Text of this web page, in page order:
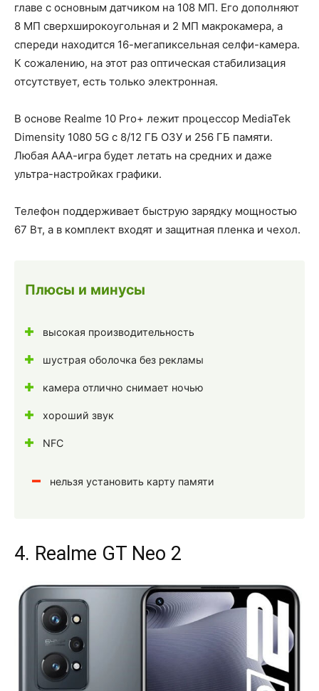
главе с основным датчиком на 108 МП. Его дополняют
8 МП сверхширокоугольная и 2 МП макрокамера, а
спереди находится 16-мегапиксельная селфи-камера.
К сожалению, на этот раз оптическая стабилизация
отсутствует, есть только электронная.
В основе Realme 10 Pro+ лежит процессор MediaTek
Dimensity 1080 5G с 8/12 ГБ ОЗУ и 256 ГБ памяти.
Любая ААА-игра будет летать на средних и даже
ультра-настройках графики.
Телефон поддерживает быструю зарядку мощностью
67 Вт, а в комплект входят и защитная пленка и чехол.
Плюсы и минусы
высокая производительность
шустрая оболочка без рекламы
камера отлично снимает ночью
хороший звук
NFC
нельзя установить карту памяти
4. Realme GT Neo 2